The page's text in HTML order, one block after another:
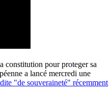
constitution pour proteger sa
a lancé mercredi une
"de souveraineté" récemment